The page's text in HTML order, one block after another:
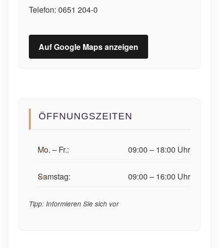
Telefon: 0651 204-0
Auf Google Maps anzeigen
ÖFFNUNGSZEITEN
Mo. – Fr.: 09:00 – 18:00 Uhr
Samstag: 09:00 – 16:00 Uhr
Tipp: Informieren Sie sich vor